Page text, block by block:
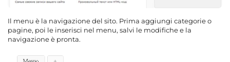
Il menu è la navigazione del sito. Prima aggiungi categorie o
pagine, poi le inserisci nel menu, salvi le modifiche e la
navigazione è pronta.